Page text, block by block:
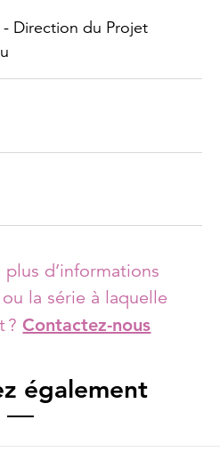
- Direction du Projet
d’informations
la série à laquelle
? Contactez-nous
également